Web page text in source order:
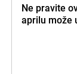
Ne pravite
aprilu može